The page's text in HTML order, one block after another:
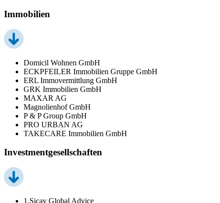
Immobilien
Domicil Wohnen GmbH
ECKPFEILER Immobilien Gruppe GmbH
ERL Immovermittlung GmbH
GRK Immobilien GmbH
MAXAR AG
Magnolienhof GmbH
P & P Group GmbH
PRO URBAN AG
TAKECARE Immobilien GmbH
Investmentgesellschaften
1.Sicav Global Advice